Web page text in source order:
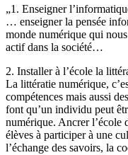
„1. Enseigner
… enseigner la pensée
monde numérique qui
actif dans la société…
2. Installer à l’école la
La littératie numérique,
compétences mais aussi
font qu’un individu peut
numérique. Ancrer l’école
élèves à participer à une
l’échange des savoirs, la